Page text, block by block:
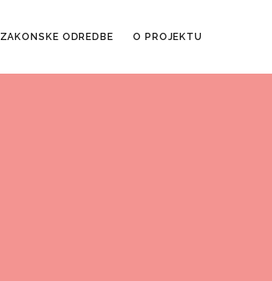
ZAKONSKE ODREDBE O PROJEKTU